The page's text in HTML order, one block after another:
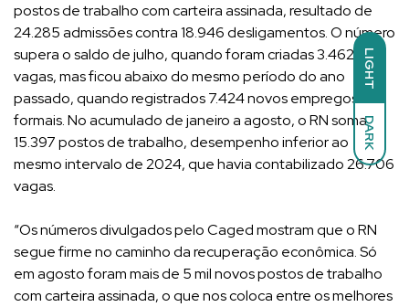
LIGHT
DARK
postos de trabalho com carteira assinada, resultado de
24.285 admissões contra 18.946 desligamentos. O número
supera o saldo de julho, quando foram criadas 3.462
vagas, mas ficou abaixo do mesmo período do ano
passado, quando registrados 7.424 novos empregos
formais. No acumulado de janeiro a agosto, o RN soma
15.397 postos de trabalho, desempenho inferior ao
mesmo intervalo de 2024, que havia contabilizado 26.706
vagas.
“Os números divulgados pelo Caged mostram que o RN
segue firme no caminho da recuperação econômica. Só
em agosto foram mais de 5 mil novos postos de trabalho
com carteira assinada, o que nos coloca entre os melhores